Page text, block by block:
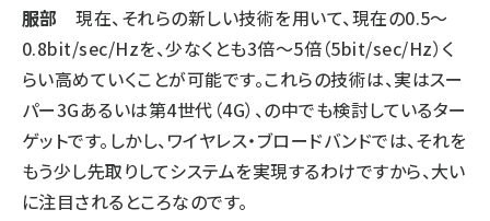
服部 現在、それらの新しい技術を用いて、現在の0.5〜
0.8bit/sec/Hzを、少なくとも3倍～5倍（5bit/sec/Hz）く
らい高めていくことが可能です。これらの技術は、実はスー
パー3Gあるいは第4世代（4G）、の中でも検討しているター
ゲットです。しかし、ワイヤレス・ブロードバンドでは、それを
もう少し先取りしてシステムを実現するわけですから、大い
に注目されるところなのです。